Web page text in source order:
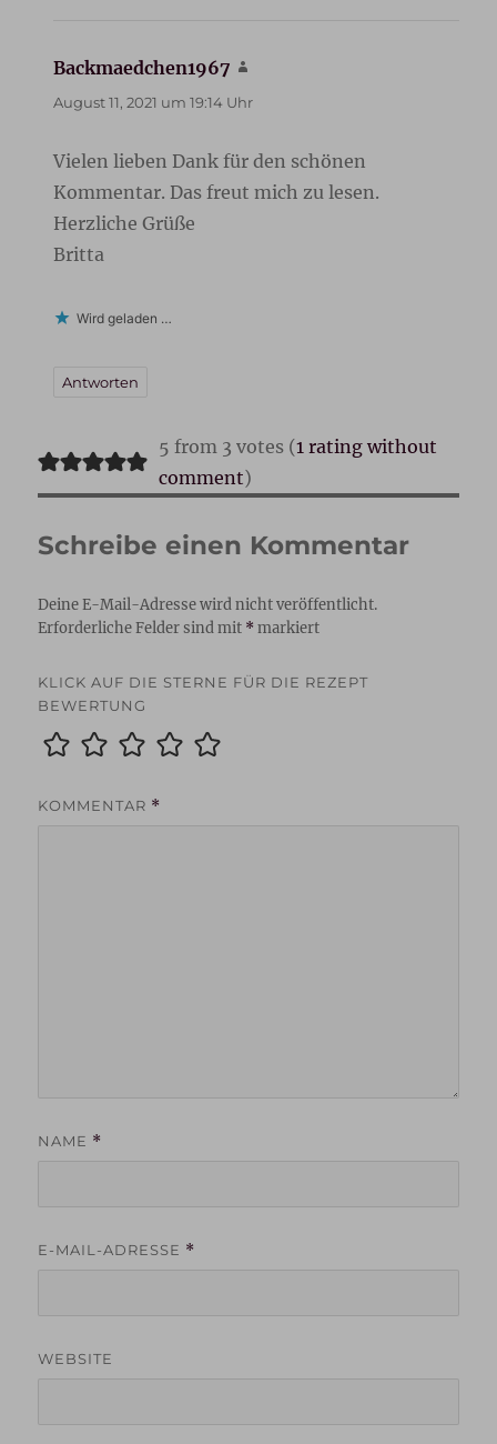
Backmaedchen1967
August 11, 2021 um 19:14 Uhr
Vielen lieben Dank für den schönen
Kommentar. Das freut mich zu lesen.
Herzliche Grüße
Britta
Wird geladen …
Antworten
5 from 3 votes (1 rating without
comment)
Schreibe einen Kommentar
Deine E-Mail-Adresse wird nicht veröffentlicht.
Erforderliche Felder sind mit *markiert
KLICK AUF DIE STERNE FÜR DIE REZEPT
BEWERTUNG
KOMMENTAR *
NAME *
E-MAIL-ADRESSE *
WEBSITE